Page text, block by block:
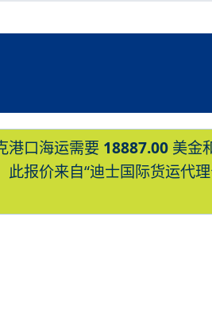
港口海运需要 18887.00美金
报价来自“迪士国际货运代